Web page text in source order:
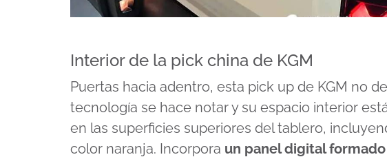
Interior de la pick china de KGM
Puertas hacia adentro, esta pick up de KGM no
tecnología se hace notar y su espacio interior
en las superficies superiores del tablero,
color naranja. Incorpora un panel digital